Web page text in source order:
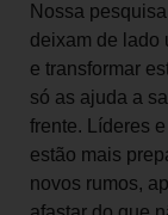
Nossa
deixam de lado
e transformar
só as ajuda a
frente. Líderes
estão mais
novos rumos,